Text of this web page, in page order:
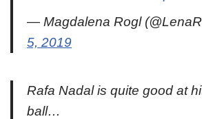
— Magdalena Rogl
5, 2019
Rafa Nadal is quite good at
ball…